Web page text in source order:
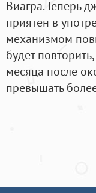
Виагра. Теперь
приятен в
механизмом
будет
месяца после
превышать